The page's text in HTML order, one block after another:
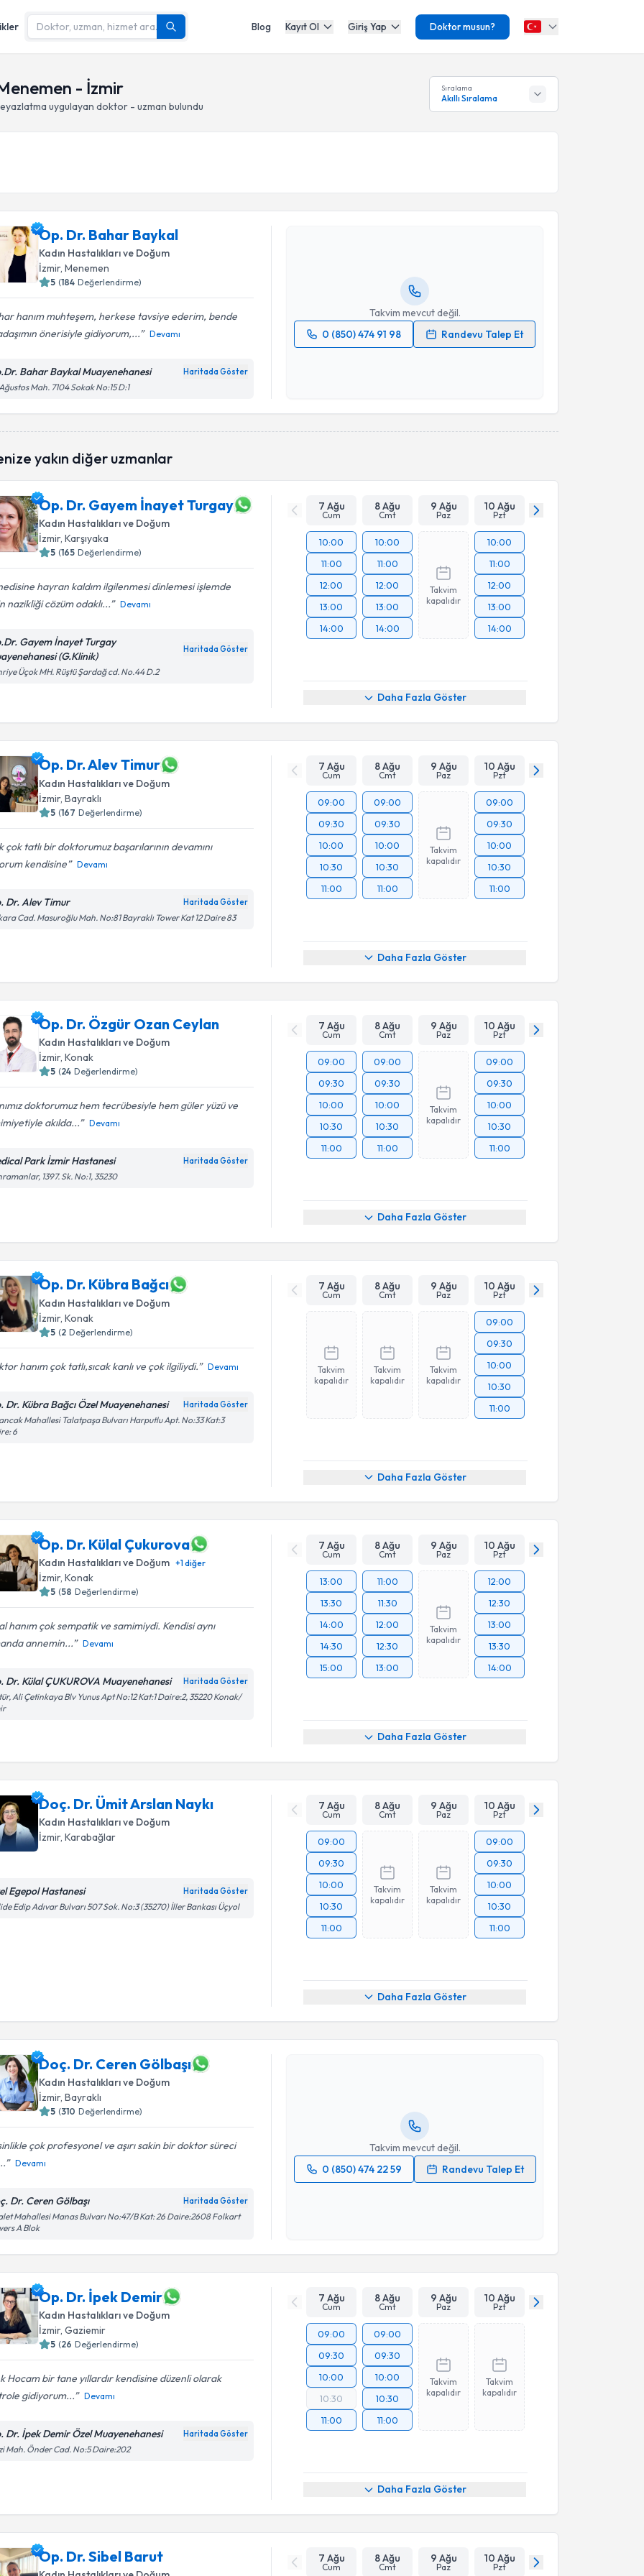
Blog Kayıt Ol Giriş Yap Doktor musun?
- İzmir
uygulayan doktor - uzman bulundu
Sıralama
Akıllı Sıralama
Op. Dr. Bahar Baykal
Kadın Hastalıkları ve Doğum
İzmir, Menemen
5 (184 Değerlendirme)
hanım muhteşem, herkese tavsiye ederim, bende
önerisiyle gidiyorum,...
Devamı
Bahar Baykal Muayenehanesi Haritada Göster
Mah. 7104 Sokak No:15 D:1
Takvim mevcut değil.
0 (850) 474 91 98
Randevu Talep Et
Op. Dr. Bahar Baykal
Takvim Talebini Gönder
yakın diğer uzmanlar
Op. Dr. Gayem İnayet Turgay
Kadın Hastalıkları ve Doğum
İzmir, Karşıyaka
5 (165 Değerlendirme)
hayran kaldım ilgilenmesi dinlemesi işlemde
nazikliği cözüm odaklı...
Devamı
Gayem İnayet Turgay
(G.Klinik)
Haritada Göster
Üçok MH. Rüştü Şardağ cd. No.44 D.2
7 Ağu
Cum
8 Ağu
Cmt
9 Ağu
Paz
10 Ağu
Pzt
10:00
11:00
12:00
13:00
14:00
10:00
11:00
12:00
13:00
14:00
Takvim
kapalıdır
10:00
11:00
12:00
13:00
14:00
Daha Fazla Göster
Op. Dr. Alev Timur
Kadın Hastalıkları ve Doğum
İzmir, Bayraklı
5 (167 Değerlendirme)
çok tatlı bir doktorumuz başarılarının devamını
kendisine
Devamı
Dr. Alev Timur Haritada Göster
Cad. Masuroğlu Mah. No:81 Bayraklı Tower Kat 12 Daire 83
7 Ağu
Cum
8 Ağu
Cmt
9 Ağu
Paz
10 Ağu
Pzt
09:00
09:30
10:00
10:30
11:00
09:00
09:30
10:00
10:30
11:00
Takvim
kapalıdır
09:00
09:30
10:00
10:30
11:00
Daha Fazla Göster
Op. Dr. Özgür Ozan Ceylan
Kadın Hastalıkları ve Doğum
İzmir, Konak
5 (24 Değerlendirme)
doktorumuz hem tecrübesiyle hem güler yüzü ve
akılda...
Devamı
Park İzmir Hastanesi Haritada Göster
1397. Sk. No:1, 35230
7 Ağu
Cum
8 Ağu
Cmt
9 Ağu
Paz
10 Ağu
Pzt
09:00
09:30
10:00
10:30
11:00
09:00
09:30
10:00
10:30
11:00
Takvim
kapalıdır
09:00
09:30
10:00
10:30
11:00
Daha Fazla Göster
Op. Dr. Kübra Bağcı
Kadın Hastalıkları ve Doğum
İzmir, Konak
5 (2 Değerlendirme)
hanım çok tatlı,sıcak kanlı ve çok ilgiliydi.️ Devamı
Dr. Kübra Bağcı Özel Muayenehanesi Haritada Göster
Mahallesi Talatpaşa Bulvarı Harputlu Apt. No:33 Kat:3
6
7 Ağu
Cum
8 Ağu
Cmt
9 Ağu
Paz
10 Ağu
Pzt
Takvim
kapalıdır
Takvim
kapalıdır
Takvim
kapalıdır
09:00
09:30
10:00
10:30
11:00
Daha Fazla Göster
Op. Dr. Külal Çukurova
Kadın Hastalıkları ve Doğum +1diğer
İzmir, Konak
5 (58 Değerlendirme)
hanım çok sempatik ve samimiydi. Kendisi aynı
annemin...
Devamı
Dr. Külal ÇUKUROVA Muayenehanesi Haritada Göster
Ali Çetinkaya Blv Yunus Apt No:12 Kat:1 Daire:2, 35220 Konak/
7 Ağu
Cum
8 Ağu
Cmt
9 Ağu
Paz
10 Ağu
Pzt
13:00
13:30
14:00
14:30
15:00
11:00
11:30
12:00
12:30
13:00
Takvim
kapalıdır
12:00
12:30
13:00
13:30
14:00
Daha Fazla Göster
Doç. Dr. Ümit Arslan Naykı
Kadın Hastalıkları ve Doğum
İzmir, Karabağlar
Egepol Hastanesi Haritada Göster
Edip Adıvar Bulvarı 507 Sok. No:3 (35270) İller Bankası Üçyol
7 Ağu
Cum
8 Ağu
Cmt
9 Ağu
Paz
10 Ağu
Pzt
09:00
09:30
10:00
10:30
11:00
Takvim
kapalıdır
Takvim
kapalıdır
09:00
09:30
10:00
10:30
11:00
Daha Fazla Göster
Doç. Dr. Ceren Gölbaşı
Kadın Hastalıkları ve Doğum
İzmir, Bayraklı
5 (310 Değerlendirme)
çok profesyonel ve aşırı sakin bir doktor süreci
Devamı
Dr. Ceren Gölbaşı Haritada Göster
Mahallesi Manas Bulvarı No:47/B Kat: 26 Daire:2608 Folkart
A Blok
Takvim mevcut değil.
0 (850) 474 22 59
Randevu Talep Et
Op. Dr. İpek Demir
Kadın Hastalıkları ve Doğum
İzmir, Gaziemir
5 (26 Değerlendirme)
Hocam bir tane yıllardır kendisine düzenli olarak
gidiyorum...
Devamı
Dr. İpek Demir Özel Muayenehanesi Haritada Göster
Mah. Önder Cad. No:5 Daire:202
7 Ağu
Cum
8 Ağu
Cmt
9 Ağu
Paz
10 Ağu
Pzt
09:00
09:30
10:00
10:30
11:00
09:00
09:30
10:00
10:30
11:00
Takvim
kapalıdır
Takvim
kapalıdır
Daha Fazla Göster
Op. Dr. Sibel Barut 7 Ağu
Cum
8 Ağu
Cmt
9 Ağu
Paz
10 Ağu
Pzt